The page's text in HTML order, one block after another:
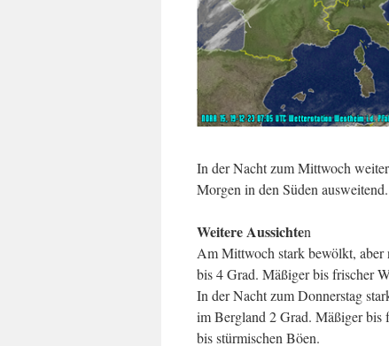
In der Nacht zum Mittwoch
Morgen in den Süden
Weitere Aussichten
Am Mittwoch stark bewölkt, aber
bis 4 Grad. Mäßiger bis frischer
In der Nacht zum Donnerstag
im Bergland 2 Grad. Mäßiger bis
bis stürmischen Böen.